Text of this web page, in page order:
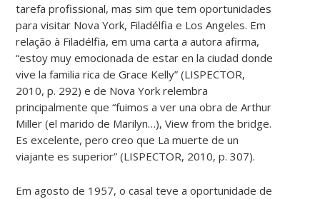
tarefa profissional, mas sim que tem oportunidades
para visitar Nova York, Filadélfia e Los Angeles. Em
relação à Filadélfia, em uma carta a autora afirma,
“estoy muy emocionada de estar en la ciudad donde
vive la familia rica de Grace Kelly” (LISPECTOR,
2010, p. 292) e de Nova York relembra
principalmente que “fuimos a ver una obra de Arthur
Miller (el marido de Marilyn…), View from the bridge.
Es excelente, pero creo que La muerte de un
viajante es superior” (LISPECTOR, 2010, p. 307).
Em agosto de 1957, o casal teve a oportunidade de